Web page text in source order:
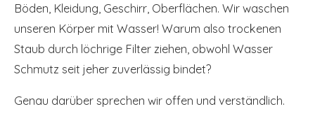
Böden, Kleidung, Geschirr, Oberflächen. Wir waschen
unseren Körper mit Wasser! Warum also trockenen
Staub durch löchrige Filter ziehen, obwohl Wasser
Schmutz seit jeher zuverlässig bindet?
Genau darüber sprechen wir offen und verständlich.